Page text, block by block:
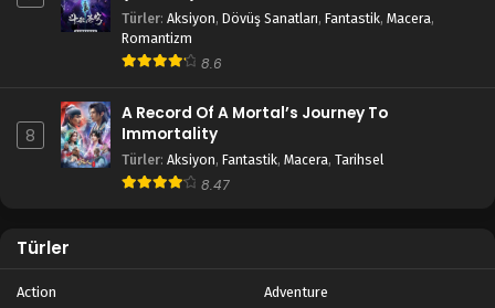
Blm 26 - Aralık 9, 2023
Blm 25 - Aralık 2, 2023
Douluo Dalu 2: Eşsiz Tang Mezhebi 24.Bölüm
Blm 23 - Kasım 18, 2023
Türler: Aksiyon, Dövüş Sanatları, Fantastik, Macera,
Romantizm
8.6
8
A Record Of A Mortal’s Journey To
Immortality
Türler: Aksiyon, Fantastik, Macera, Tarihsel
8.47
Türler
Action Adventure